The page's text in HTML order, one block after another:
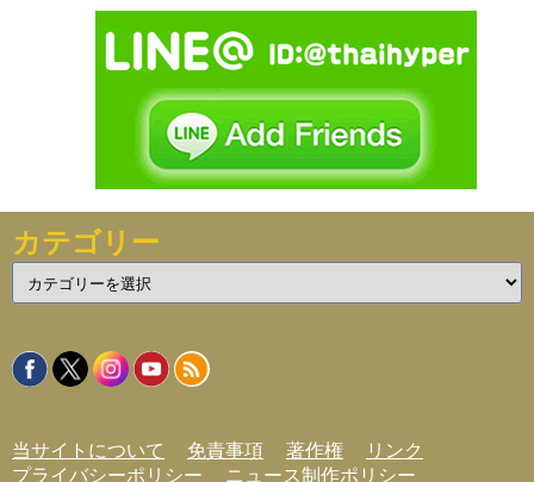
カテゴリー
テ
リ
ー
当サイトについて 免責事項 著作権
リンク
プライバシーポリシー
ニュース制作ポリシー